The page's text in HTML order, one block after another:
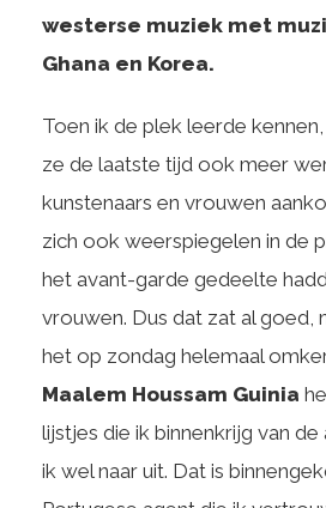
westerse muziek met
Ghana en Korea.
Toen ik de plek leerde
ze de laatste tijd ook meer
kunstenaars en vrouwen
zich ook weerspiegelen in de
het avant-garde gedeelte
vrouwen. Dus dat zat al goed,
het op zondag helemaal
Maalem Houssam Guinia
lijstjes die ik binnenkrijg van
ik wel naar uit. Dat is